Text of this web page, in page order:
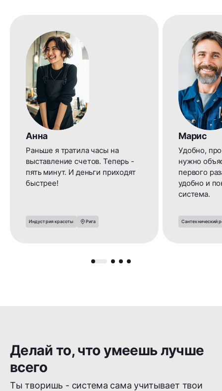
Анна
Раньше я тратила часы на
выставление счетов. Теперь -
пять минут. И деньги приходят
быстрее!
Индустрия красоты Рига
Марис
Удобно,
нужно
первого
удобно и
система.
Сантехнический
Делай то, что умеешь лучше
всего
Ты творишь - система сама учитывает твои